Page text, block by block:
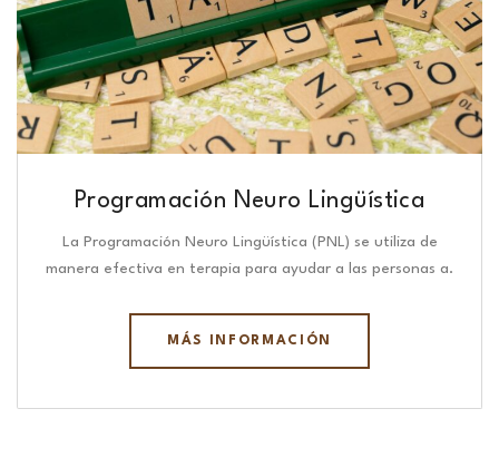
Programación Neuro Lingüística​
La Programación Neuro Lingüística (PNL) se utiliza de
manera efectiva en terapia para ayudar a las personas a.
MÁS INFORMACIÓN